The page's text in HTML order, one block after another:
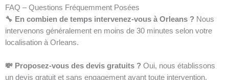
FAQ – Questions Fréquemment Posées
🔧 En combien de temps intervenez-vous à Orleans ? Nous
intervenons généralement en moins de 30 minutes selon votre
localisation à Orleans.
💸 Proposez-vous des devis gratuits ? Oui, nous établissons
un devis gratuit et sans engagement avant toute intervention.